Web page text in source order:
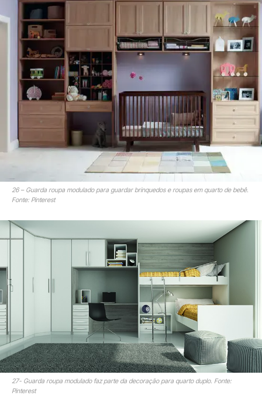
26 – Guarda roupa modulado para guardar brinquedos e roupas em quarto de bebê.
Fonte: Pinterest
27- Guarda roupa modulado faz parte da decoração para quarto duplo. Fonte:
Pinterest